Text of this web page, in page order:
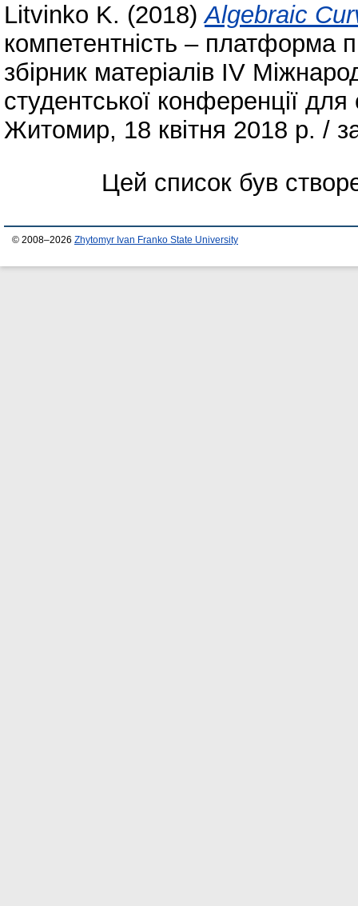
Litvinko K. (2018)Аlgebraic
компетентність – платформа
збірник матеріалів ІV
студентської конференції
Житомир, 18 квітня 2018 р. /
Цей список був
© 2008–2026 Zhytomyr Ivan Franko State University